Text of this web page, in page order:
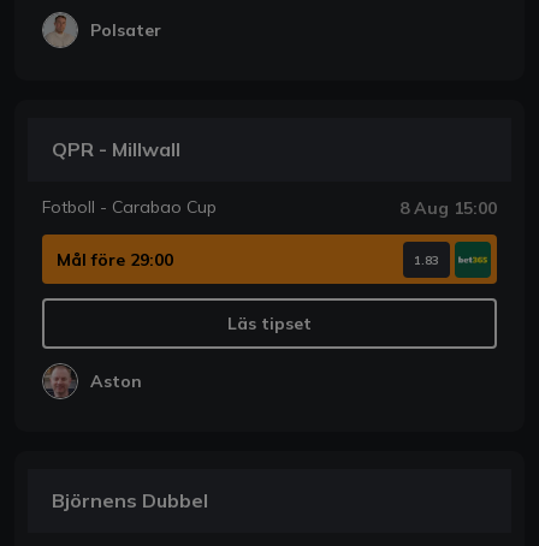
Polsater
QPR - Millwall
Fotboll - Carabao Cup 8 Aug 15:00
Mål före 29:00 1.83
Läs tipset
Aston
Björnens Dubbel